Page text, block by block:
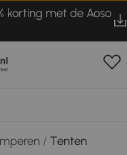
korting met de Aoso
/Tenten